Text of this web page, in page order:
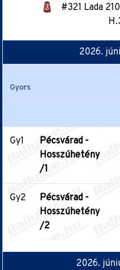
#321 Lada
2026.
Gyors
Gy1
Pécsvárad -
Hosszúhetény
/1
Gy2
Pécsvárad -
Hosszúhetény
/2
2026.